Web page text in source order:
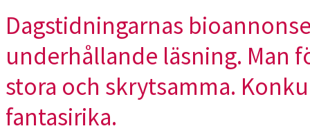
Dagstidningarnas
underhållande läsning. Man
stora och skrytsamma.
fantasirika.